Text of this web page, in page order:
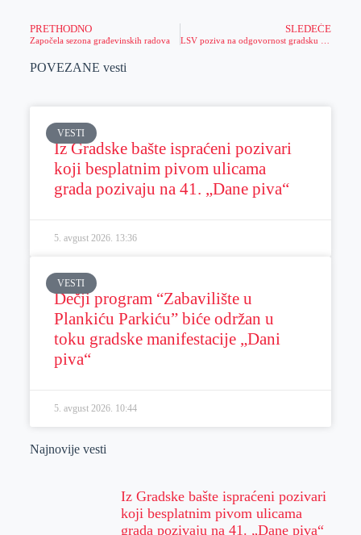
PRETHODNO
Započela sezona građevinskih radova
SLEDEĆE
POVEZANE vesti
VESTI
Iz Gradske bašte ispraćeni pozivari
koji besplatnim pivom ulicama
grada pozivaju na 41. „Dane piva“
5. avgust 2026. 13:36
VESTI
Dečji program “Zabavilište u
Plankiću Parkiću” biće održan u
toku gradske manifestacije „Dani
piva“
5. avgust 2026. 10:44
Najnovije vesti
Iz Gradske bašte ispraćeni pozivari
koji besplatnim pivom ulicama
grada pozivaju na 41. „Dane piva“